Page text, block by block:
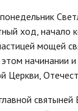
ход, начало
мощей
этом начинании
Церкви,